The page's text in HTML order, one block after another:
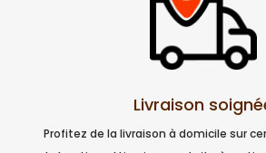
Livraison
Profitez de la livraison à domicile sur